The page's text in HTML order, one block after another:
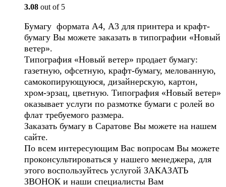
3.08 out of 5
Бумагу формата А4, А3 для принтера и крафт-
бумагу Вы можете заказать в типографии «Новый
ветер».
Типография «Новый ветер» продает бумагу:
газетную, офсетную, крафт-бумагу, мелованную,
самокопирующуюся, дизайнерскую, картон,
хром-эрзац, цветную. Типография «Новый ветер»
оказывает услуги по размотке бумаги с ролей во
флат требуемого размера.
Заказать бумагу в Саратове Вы можете на нашем
сайте.
По всем интересующим Вас вопросам Вы можете
проконсультироваться у нашего менеджера, для
этого воспользуйтесь услугой ЗАКАЗАТЬ
ЗВОНОК и наши специалисты Вам